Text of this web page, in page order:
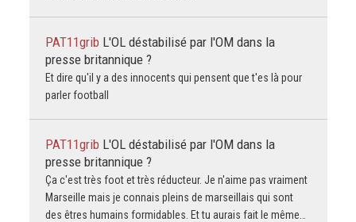
PAT11grib L'OL déstabilisé par l'OM dans la
presse britannique ?
Et dire qu'il y a des innocents qui pensent que t'es là pour
parler football
PAT11grib L'OL déstabilisé par l'OM dans la
presse britannique ?
Ça c'est très foot et très réducteur. Je n'aime pas vraiment
Marseille mais je connais pleins de marseillais qui sont
des êtres humains formidables. Et tu aurais fait le même…